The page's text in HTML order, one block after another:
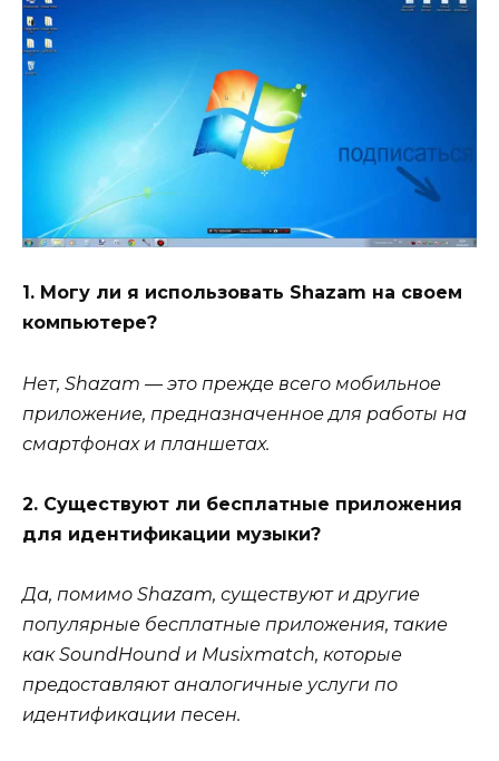
1. Могу ли я использовать Shazam на своем
компьютере?
Нет, Shazam — это прежде всего мобильное
приложение, предназначенное для работы на
смартфонах и планшетах.
2. Существуют ли бесплатные приложения
для идентификации музыки?
Да, помимо Shazam, существуют и другие
популярные бесплатные приложения, такие
как SoundHound и Musixmatch, которые
предоставляют аналогичные услуги по
идентификации песен.